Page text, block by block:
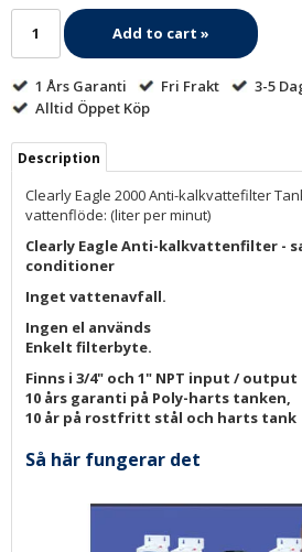
Add to cart »
1 Års Garanti Fri Frakt
3-5
Alltid Öppet Köp
Description
Clearly Eagle 2000 Anti-kalkvattefilter
vattenflöde: (liter per minut)
Clearly Eagle Anti-kalkvattenfilter -
conditioner
Inget vattenavfall.
Ingen el används
Enkelt filterbyte.
Finns i 3/4" och 1" NPT input / output
10 års garanti på Poly-harts tanken,
10 år på rostfritt stål och harts tank
Så här fungerar det